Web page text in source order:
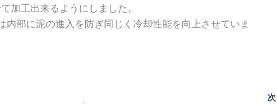
加工出来るようにしました。
内部に泥の進入を防ぎ同じく冷却性能を向上させていま
次